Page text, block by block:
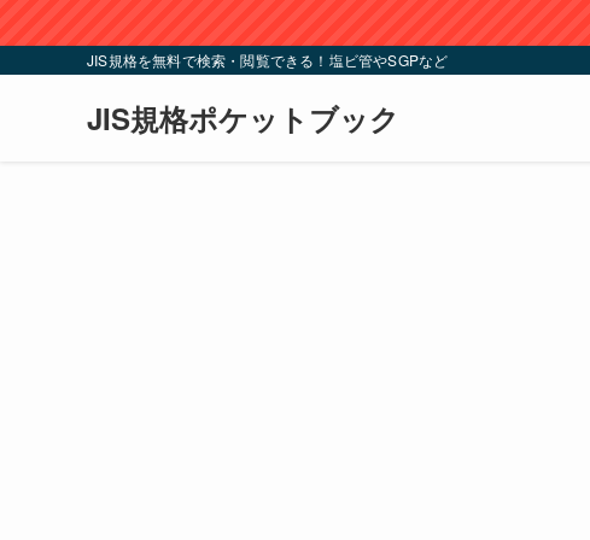
JIS規格を無料で検索・閲覧できる！塩ビ管やSGPなど
JIS規格ポケットブック